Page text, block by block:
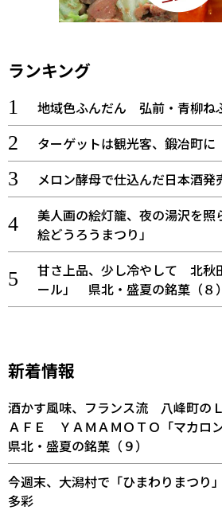
ランキング
地域色ふんだん 弘前・青柳ね
ターゲットは観光客、鍛冶町に
メロン酵母で仕込んだ日本酒発
美人画の絵灯籠、夜の湯沢を
絵どうろうまつり」
甘さ上品、少し冷やして 北秋
ール」 県北・盛夏の銘菓（８）
新着情報
酒かす風味、フランス流 八峰町
ＡＦＥ ＹＡＭＡＭＯＴＯ「マカロ
県北・盛夏の銘菓（９）
今週末、大潟村で「ひまわりまつ
多彩